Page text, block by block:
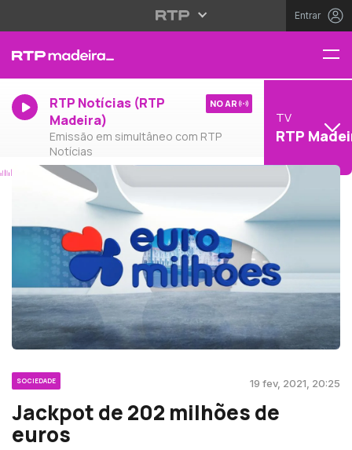
Entrar
RTP Notícias (RTP
Madeira)
Emissão em simultâneo com RTP
Notícias
NO AR
TV
RTP
SOCIEDADE 19 fev, 2021, 20:25
Jackpot de 202 milhões de
euros